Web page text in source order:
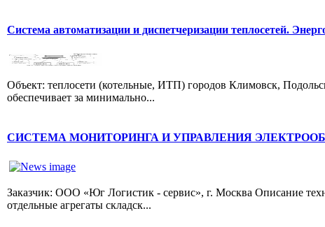
Система автоматизации и диспетчеризации теплосетей.
Объект: теплосети (котельные, ИТП) городов Климовск,
обеспечивает за минимально...
СИСТЕМА МОНИТОРИНГА И УПРАВЛЕНИЯ
Заказчик: ООО «Юг Логистик - сервис», г. Москва Описание
отдельные агрегаты складск...